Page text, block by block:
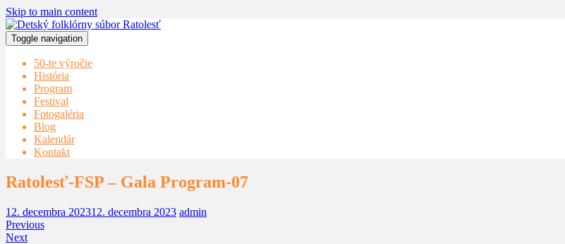
Skip to main content
Toggle navigation
50-te výročie
História
Program
Festival
Fotogaléria
Blog
Kalendár
Kontakt
Ratolesť-FSP – Gala Program-07
12. decembra 202312. decembra 2023 admin
Previous
Next